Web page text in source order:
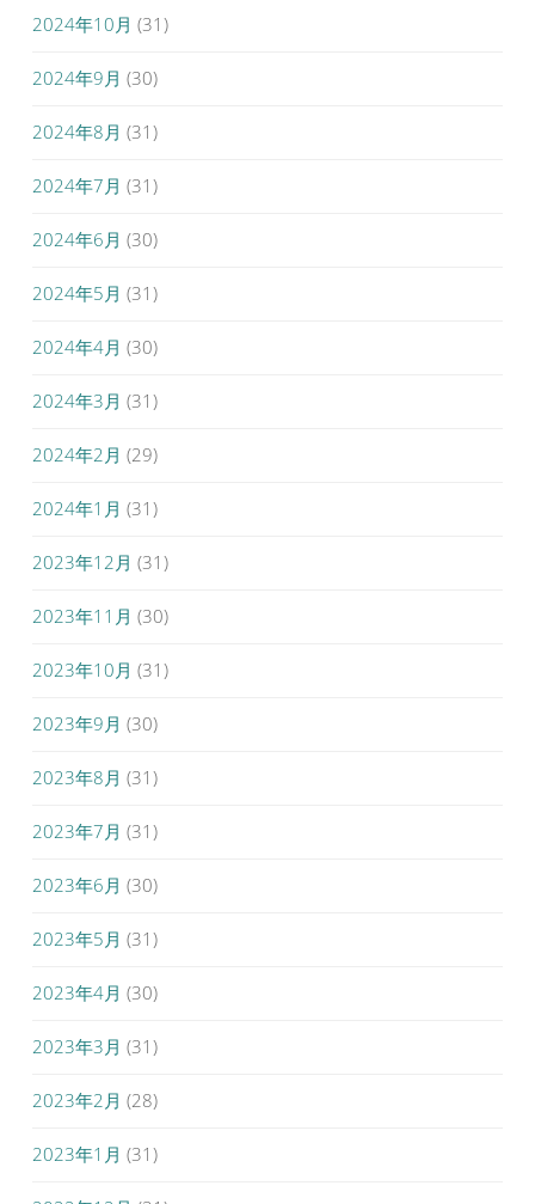
2024年10月 (31)
2024年9月 (30)
2024年8月 (31)
2024年7月 (31)
2024年6月 (30)
2024年5月 (31)
2024年4月 (30)
2024年3月 (31)
2024年2月 (29)
2024年1月 (31)
2023年12月 (31)
2023年11月 (30)
2023年10月 (31)
2023年9月 (30)
2023年8月 (31)
2023年7月 (31)
2023年6月 (30)
2023年5月 (31)
2023年4月 (30)
2023年3月 (31)
2023年2月 (28)
2023年1月 (31)